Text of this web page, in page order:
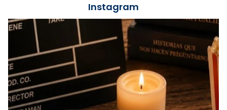
Recupera l'entrevista comp
Vatican
tican News 👇
www.vaticannews.va/es/iglesia/news/2026-
07/carmina-historia-depresion-papa-viaje-
espana-testimoni...
Foto
Instagram